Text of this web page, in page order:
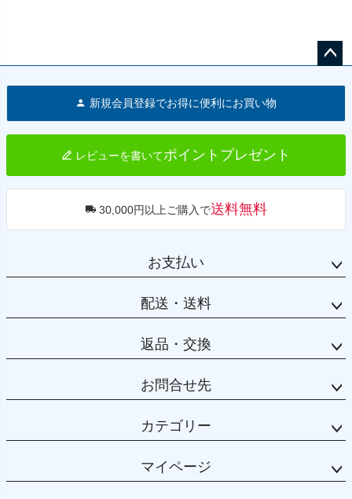
へ
新規会員登録でお得に便利にお買い物
レビューを書いてポイントプレゼント
30,000円以上ご購入で送料無料
お支払い
配送・送料
返品・交換
お問合せ先
カテゴリー
マイページ